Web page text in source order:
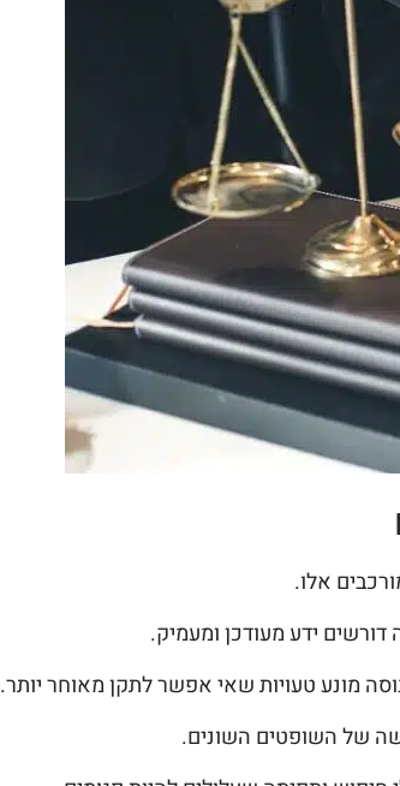
אלו.
ידע מעודכן ומעמיק.
מונע טעויות שאי אפשר לתקן מאוחר יותר.
של השופטים השונים.